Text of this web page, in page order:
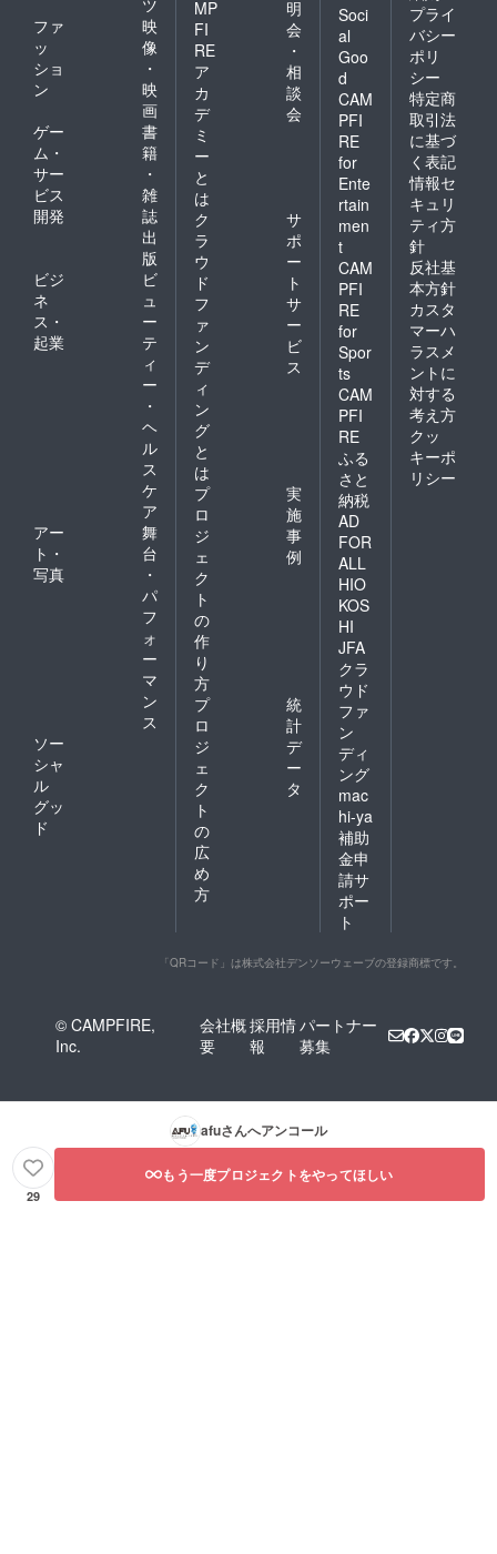
ファ
ッ
ショ
ン
映
像
・
映
画
ゲー
ム・
サー
ビス
開発
書
籍
・
雑
誌
出
版
ビジ
ネ
ス・
起業
ビ
ュ
ー
テ
ィ
ー
・
ヘ
ル
ス
ケ
ア
アー
ト・
写真
舞
台
・
パ
フ
ォ
ー
マ
ン
ス
ソー
シャ
ル
グッ
ド
MP
FI
RE
ア
カ
デ
ミ
ー
と
は
明
会
・
相
談
会
ク
ラ
ウ
ド
フ
ァ
ン
デ
ィ
ン
グ
と
は
サ
ポ
ー
ト
サ
ー
ビ
ス
プ
ロ
ジ
ェ
ク
ト
の
作
り
方
実
施
事
例
プ
ロ
ジ
ェ
ク
ト
の
広
め
方
統
計
デ
ー
タ
Soci
al
Goo
d
CAM
PFI
RE
for
Ente
rtain
men
t
CAM
PFI
RE
for
Spor
ts
CAM
PFI
RE
ふる
さと
納税
AD
FOR
ALL
HIO
KOS
HI
JFA
クラ
ウド
ファ
ン
ディ
ング
mac
hi-ya
補助
金申
請サ
ポー
ト
プライ
バシー
ポリ
シー
特定商
取引法
に基づ
く表記
情報セ
キュリ
ティ方
針
反社基
本方針
カスタ
マーハ
ラスメ
ントに
対する
考え方
クッ
キーポ
リシー
「QRコード」は株式会社デンソーウェーブの登録商標です。
© CAMPFIRE,
Inc.
会社概
要
採用情
報
パートナー
募集
afuさんへアンコール
29
もう一度プロジェクトをやってほしい